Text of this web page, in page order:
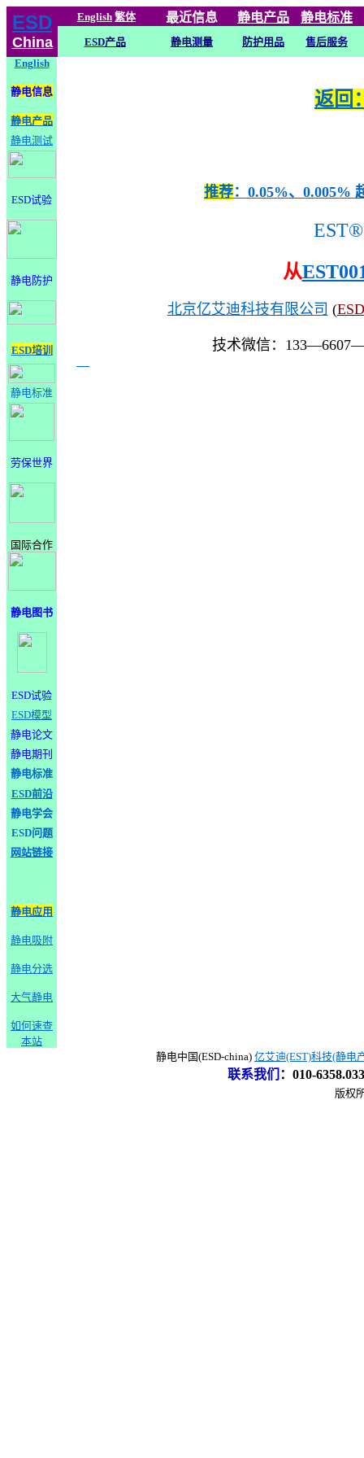
ESD
China
English 繁体 最近信息 静电产品 静电标准
ESD产品 静电测量 防护用品
售后服务
English
静电信息
静电产品
静电测试
ESD试验
静电防护
ESD培训
静电标准
劳保世界
国际合作
静电图书
ESD试验
ESD模型
静电论文
静电期刊
静电标准
ESD前沿
静电学会
ESD问题
网站链接
静电应用
静电吸附
静电分选
大气静电
如何速查
本站
返回
推荐：0.05%、0.005%
EST®
从
北京亿艾迪科技有限公司 (
技术微信：
静电中国(ESD-china) 亿艾迪(EST)科技(静电
联系我们 ： 010-
版权